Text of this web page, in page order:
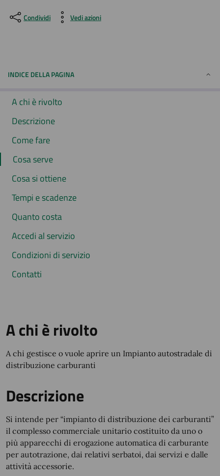
Condividi Vedi azioni
INDICE DELLA PAGINA
A chi è rivolto
Descrizione
Come fare
Cosa serve
Cosa si ottiene
Tempi e scadenze
Quanto costa
Accedi al servizio
Condizioni di servizio
Contatti
A chi è rivolto
A chi gestisce o vuole aprire un Impianto autostradale di
distribuzione carburanti
Descrizione
Si intende per “impianto di distribuzione dei carburanti”
il complesso commerciale unitario costituito da uno o
più apparecchi di erogazione automatica di carburante
per autotrazione, dai relativi serbatoi, dai servizi e dalle
attività accessorie.